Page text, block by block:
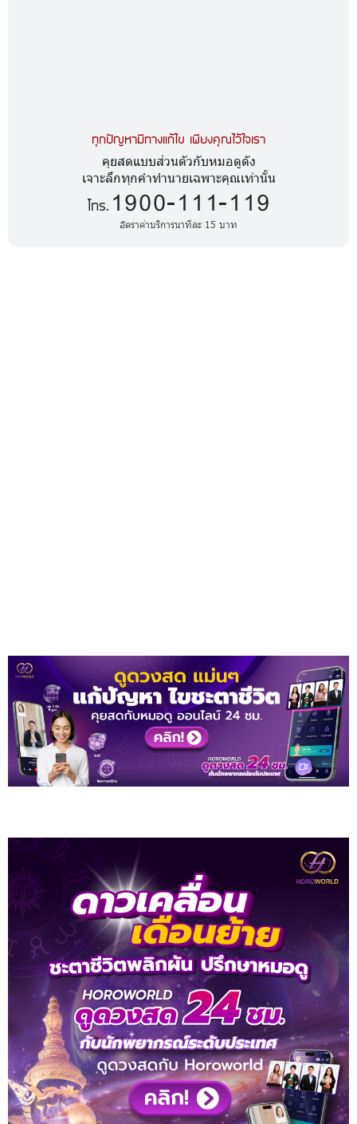
ทุกปัญหามีทางแก้ไข เพียงคุณไว้ใจเรา
คุยสดแบบส่วนตัวกับหมอดูดัง
เจาะลึกทุกคำทำนายเฉพาะคุณเท่านั้น
โทร. 1900-111-119
อัตราค่าบริการนาทีละ 15 บาท